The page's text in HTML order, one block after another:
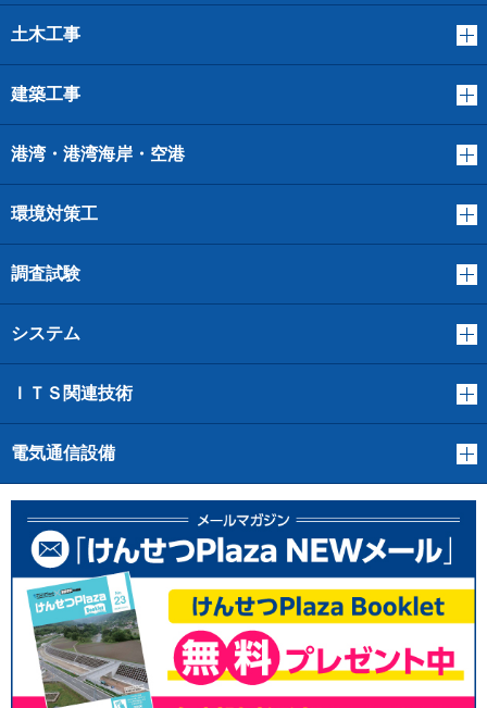
土木工事
建築工事
港湾・港湾海岸・空港
環境対策工
調査試験
システム
ＩＴＳ関連技術
電気通信設備